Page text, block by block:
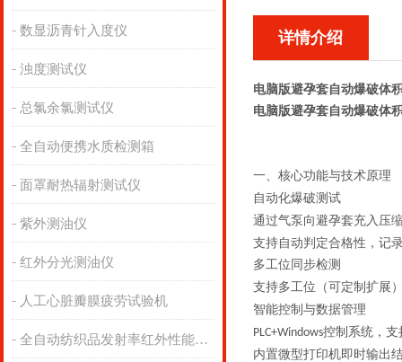
数显沥青针入度仪
浊度测试仪
总氯余氯测试仪
全自动便携水质检测箱
面罩耐热辐射测试仪
紫外测油仪
红外分光测油仪
人工心脏瓣膜疲劳试验机
全自动纺织品发射率红外性能分析
详情介绍
电脑版避孕套自动爆破体
电脑版避孕套自动爆破体
一、核心功能与技术原理
自动化爆破测试
通过气泵向避孕套充入压
支持自动判定合格性，记
多工位同步检测
支持多工位（可定制扩展
智能控制与数据管理
PLC+Windows控制系统，
内置微型打印机即时输出